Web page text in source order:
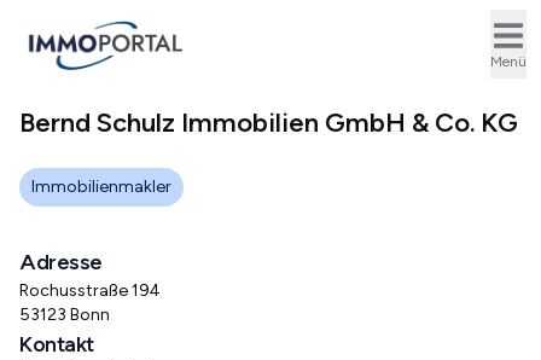
Menü
Bernd Schulz Immobilien GmbH & Co. KG
Immobilienmakler
Adresse
Rochusstraße 194
53123 Bonn
Kontakt